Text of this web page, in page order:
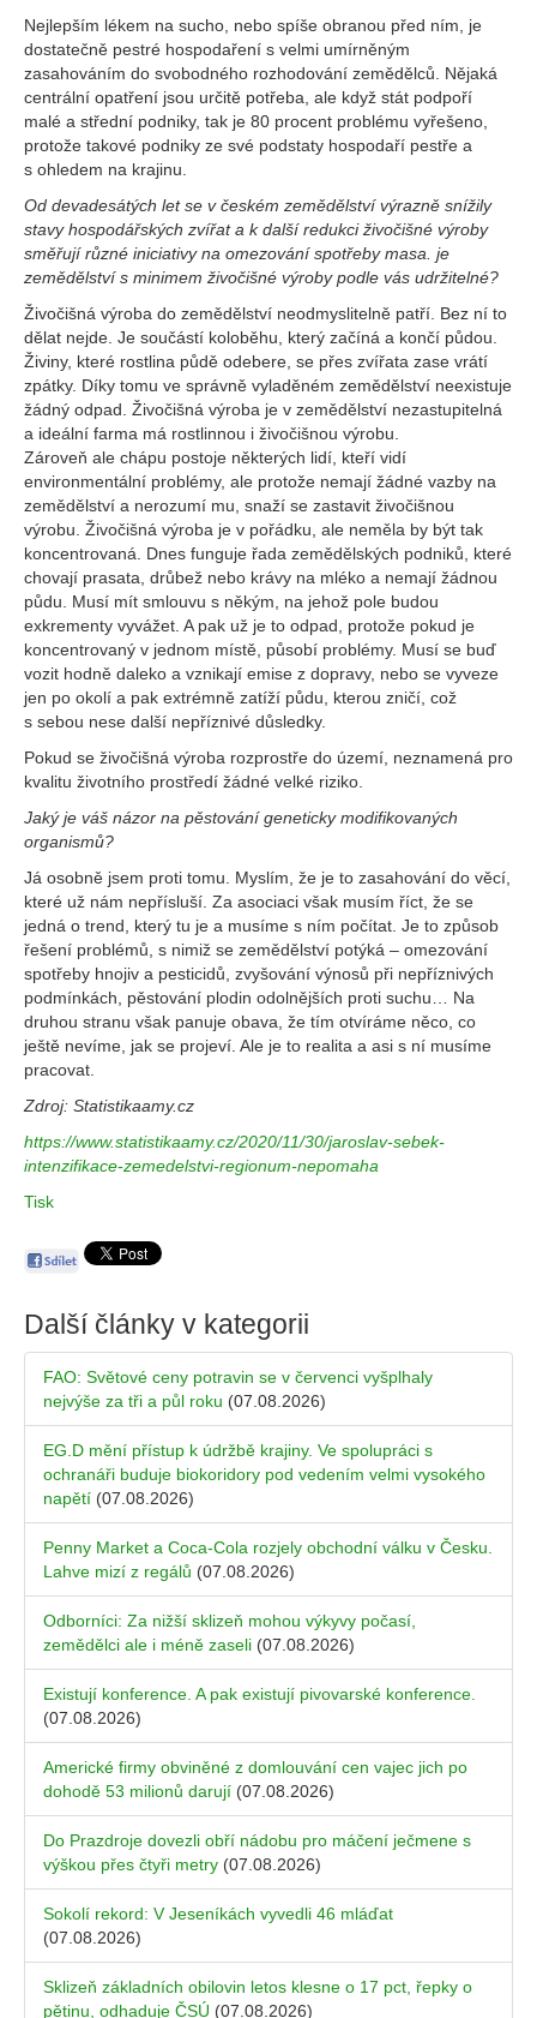
Nejlepším lékem na sucho, nebo spíše obranou před ním, je
dostatečně pestré hospodaření s velmi umírněným
zasahováním do svobodného rozhodování zemědělců. Nějaká
centrální opatření jsou určitě potřeba, ale když stát podpoří
malé a střední podniky, tak je 80 procent problému vyřešeno,
protože takové podniky ze své podstaty hospodaří pestře a
s ohledem na krajinu.
Od devadesátých let se v českém zemědělství výrazně snížily
stavy hospodářských zvířat a k další redukci živočišné výroby
směřují různé iniciativy na omezování spotřeby masa. je
zemědělství s minimem živočišné výroby podle vás udržitelné?
Živočišná výroba do zemědělství neodmyslitelně patří. Bez ní to
dělat nejde. Je součástí koloběhu, který začíná a končí půdou.
Živiny, které rostlina půdě odebere, se přes zvířata zase vrátí
zpátky. Díky tomu ve správně vyladěném zemědělství neexistuje
žádný odpad. Živočišná výroba je v zemědělství nezastupitelná
a ideální farma má rostlinnou i živočišnou výrobu.
Zároveň ale chápu postoje některých lidí, kteří vidí
environmentální problémy, ale protože nemají žádné vazby na
zemědělství a nerozumí mu, snaží se zastavit živočišnou
výrobu. Živočišná výroba je v pořádku, ale neměla by být tak
koncentrovaná. Dnes funguje řada zemědělských podniků, které
chovají prasata, drůbež nebo krávy na mléko a nemají žádnou
půdu. Musí mít smlouvu s někým, na jehož pole budou
exkrementy vyvážet. A pak už je to odpad, protože pokud je
koncentrovaný v jednom místě, působí problémy. Musí se buď
vozit hodně daleko a vznikají emise z dopravy, nebo se vyveze
jen po okolí a pak extrémně zatíží půdu, kterou zničí, což
s sebou nese další nepříznivé důsledky.
Pokud se živočišná výroba rozprostře do území, neznamená pro
kvalitu životního prostředí žádné velké riziko.
Jaký je váš názor na pěstování geneticky modifikovaných
organismů?
Já osobně jsem proti tomu. Myslím, že je to zasahování do věcí,
které už nám nepřísluší. Za asociaci však musím říct, že se
jedná o trend, který tu je a musíme s ním počítat. Je to způsob
řešení problémů, s nimiž se zemědělství potýká – omezování
spotřeby hnojiv a pesticidů, zvyšování výnosů při nepříznivých
podmínkách, pěstování plodin odolnějších proti suchu… Na
druhou stranu však panuje obava, že tím otvíráme něco, co
ještě nevíme, jak se projeví. Ale je to realita a asi s ní musíme
pracovat.
Zdroj: Statistikaamy.cz
https://www.statistikaamy.cz/2020/11/30/jaroslav-sebek-
intenzifikace-zemedelstvi-regionum-nepomaha
Tisk
Další články v kategorii
FAO: Světové ceny potravin se v červenci vyšplhaly
nejvýše za tři a půl roku (07.08.2026)
EG.D mění přístup k údržbě krajiny. Ve spolupráci s
ochranáři buduje biokoridory pod vedením velmi vysokého
napětí (07.08.2026)
Penny Market a Coca-Cola rozjely obchodní válku v Česku.
Lahve mizí z regálů (07.08.2026)
Odborníci: Za nižší sklizeň mohou výkyvy počasí,
zemědělci ale i méně zaseli (07.08.2026)
Existují konference. A pak existují pivovarské konference.
(07.08.2026)
Americké firmy obviněné z domlouvání cen vajec jich po
dohodě 53 milionů darují (07.08.2026)
Do Prazdroje dovezli obří nádobu pro máčení ječmene s
výškou přes čtyři metry (07.08.2026)
Sokolí rekord: V Jeseníkách vyvedli 46 mláďat
(07.08.2026)
Sklizeň základních obilovin letos klesne o 17 pct, řepky o
pětinu, odhaduje ČSÚ (07.08.2026)